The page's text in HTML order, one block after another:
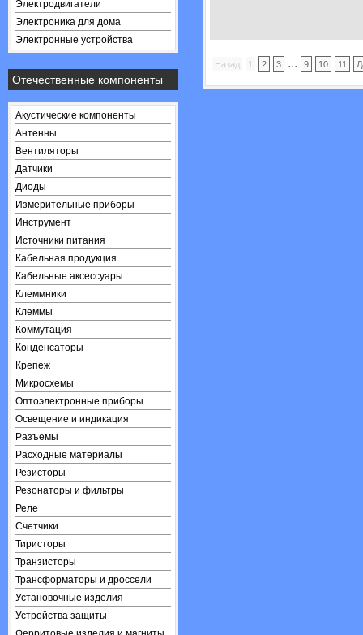
Электродвигатели
Электроника для дома
Электронные устройства
Отечественные компоненты
Акустические компоненты
Антенны
Вентиляторы
Датчики
Диоды
Измерительные приборы
Инструмент
Источники питания
Кабельная продукция
Кабельные аксессуары
Клеммники
Клеммы
Коммутация
Конденсаторы
Крепеж
Микросхемы
Оптоэлектронные приборы
Освещение и индикация
Разъемы
Расходные материалы
Резисторы
Резонаторы и фильтры
Реле
Счетчики
Тиристоры
Транзисторы
Трансформаторы и дроссели
Установочные изделия
Устройства защиты
Назад 1 2 3 ... 9 10 11